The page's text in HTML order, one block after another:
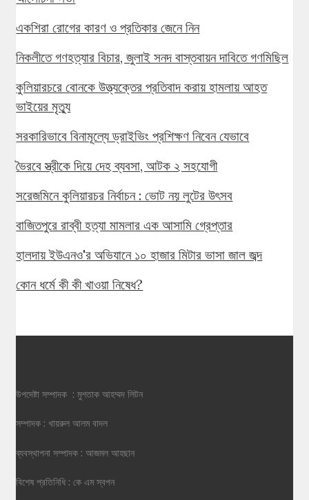
একশিরা রোগের কারণ ও প্রতিকার জেনে নিন
নিকলীতে গণহত্যার বিচার, জুলাই সনদ বাস্তবায়ন দাবিতে গণমিছিল
কুলিয়ারচরে বোনকে উত্ত্যক্তের প্রতিবাদ করায় হামলায় আহত
ভাইয়ের মৃত্যু
সরকারিভাবে বিনামূল্যে ড্রাইভিং প্রশিক্ষণ নিবেন যেভাবে
ভৈরবে স্ত্রীকে দিয়ে দেহ ব্যবসা, আটক ২ সহযোগী
সরেজমিনে কুলিয়ারচর নির্বাচন : ভোট নয় লুটের উৎসব
বাজিতপুরে রাব্বী হত্যা মামলার এক আসামি গ্রেপ্তার
হালদায় ইউএনও'র অভিযানে ১০ হাজার মিটার ভাসা জাল জব্দ
কোন ধর্মে কী কী খাওয়া নিষেধ?
উপদেষ্টা সম্পাদক : মুশতাক আহম্মদ লিটন
সম্পাদক : খায়রুল আলম বাদল
ব্যবস্থাপনা সম্পাদক : আজমল আহছান
বিশেষ প্রতিনিধি : কে এম স্বপন